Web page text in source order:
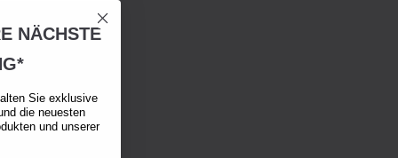
NÄCHSTE
Sie exklusive
die neuesten
und unserer